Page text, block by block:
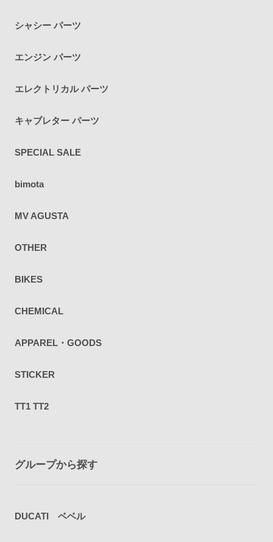
シャシー パーツ
エンジン パーツ
エレクトリカル パーツ
キャブレター パーツ
SPECIAL SALE
bimota
MV AGUSTA
OTHER
BIKES
CHEMICAL
APPAREL・GOODS
STICKER
TT1 TT2
グループから探す
DUCATI ベベル